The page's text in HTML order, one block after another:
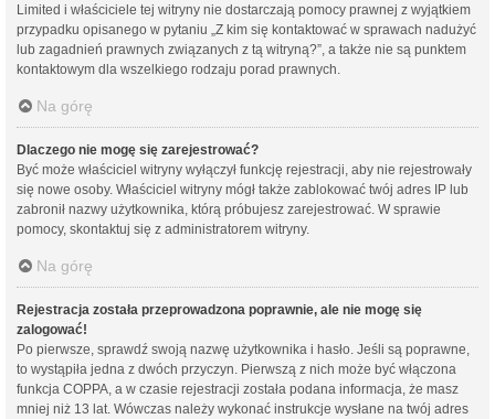
Limited i właściciele tej witryny nie dostarczają pomocy prawnej z wyjątkiem
przypadku opisanego w pytaniu „Z kim się kontaktować w sprawach nadużyć
lub zagadnień prawnych związanych z tą witryną?”, a także nie są punktem
kontaktowym dla wszelkiego rodzaju porad prawnych.
Na górę
Dlaczego nie mogę się zarejestrować?
Być może właściciel witryny wyłączył funkcję rejestracji, aby nie rejestrowały
się nowe osoby. Właściciel witryny mógł także zablokować twój adres IP lub
zabronił nazwy użytkownika, którą próbujesz zarejestrować. W sprawie
pomocy, skontaktuj się z administratorem witryny.
Na górę
Rejestracja została przeprowadzona poprawnie, ale nie mogę się
zalogować!
Po pierwsze, sprawdź swoją nazwę użytkownika i hasło. Jeśli są poprawne,
to wystąpiła jedna z dwóch przyczyn. Pierwszą z nich może być włączona
funkcja COPPA, a w czasie rejestracji została podana informacja, że masz
mniej niż 13 lat. Wówczas należy wykonać instrukcje wysłane na twój adres